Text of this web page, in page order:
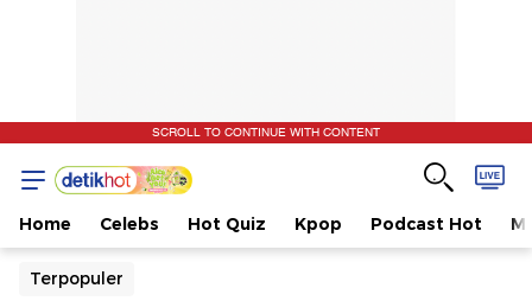
SCROLL TO CONTINUE WITH CONTENT
Home Celebs Hot Quiz Kpop Podcast Hot
Terpopuler